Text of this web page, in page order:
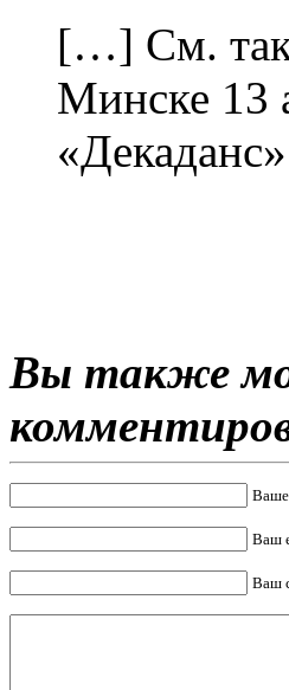
[…] См.
Минске 13
Вы также
Ваше
Ваш
Ваш